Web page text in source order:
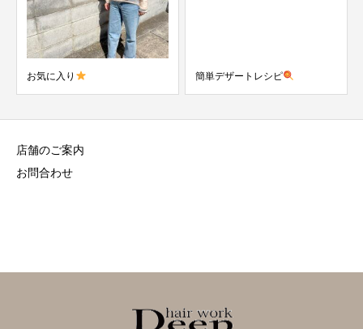
お気に入り 簡単デザートレシピ
店舗のご案内
お問合わせ